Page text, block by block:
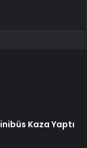
Kaza Yaptı